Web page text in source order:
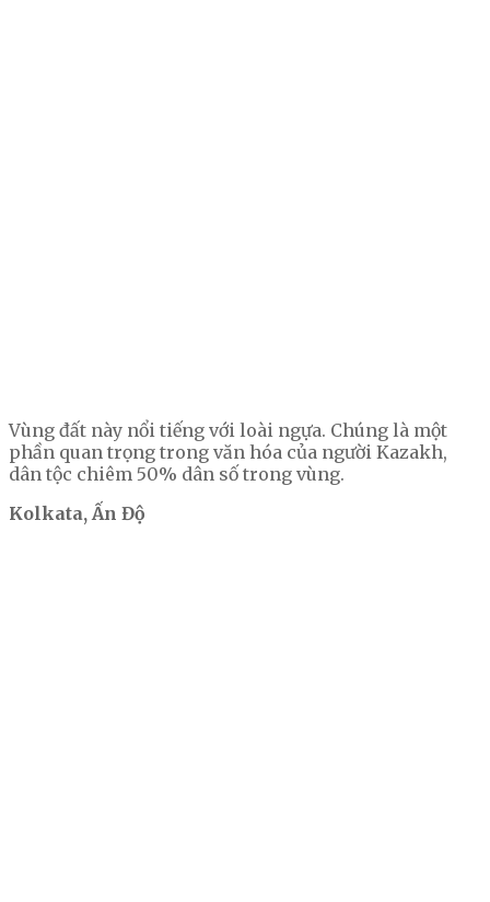
Vùng đất này nổi tiếng với loài ngựa. Chúng là một
phần quan trọng trong văn hóa của người Kazakh,
dân tộc chiêm 50% dân số trong vùng.
Kolkata, Ấn Độ